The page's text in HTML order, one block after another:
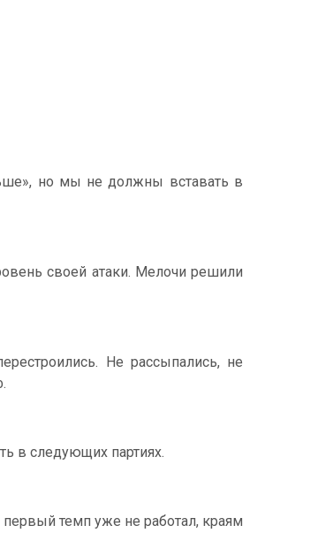
но мы не должны вставать в
своей атаки. Мелочи решили
Не рассыпались, не
в следующих партиях.
темп уже не работал, краям